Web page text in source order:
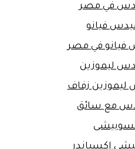
في مصر
فيانو
فيانو في مصر
ليموزين
ليموزين زفاف
مع سائق
اكسباندر